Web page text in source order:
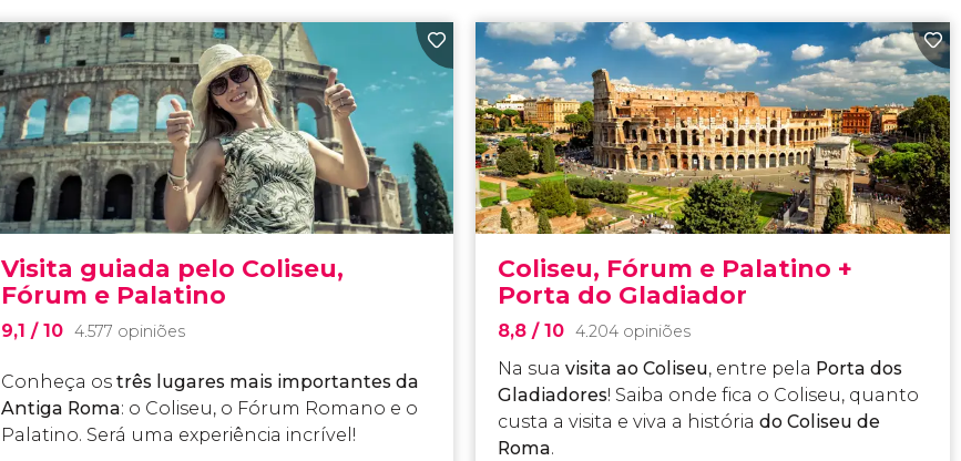
Visita guiada pelo Coliseu,
Fórum e Palatino
9,1 / 10 4.577 opiniões
Conheça os três lugares mais importantes da
Antiga Roma: o Coliseu, o Fórum Romano e o
Palatino. Será uma experiência incrível!
Coliseu, Fórum e Palatino +
Porta do Gladiador
8,8 / 10 4.204 opiniões
Na sua visita ao Coliseu, entre pela Porta dos
Gladiadores! Saiba onde fica o Coliseu, quanto
custa a visita e viva a história do Coliseu de
Roma.